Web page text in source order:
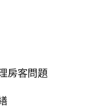
房客問題